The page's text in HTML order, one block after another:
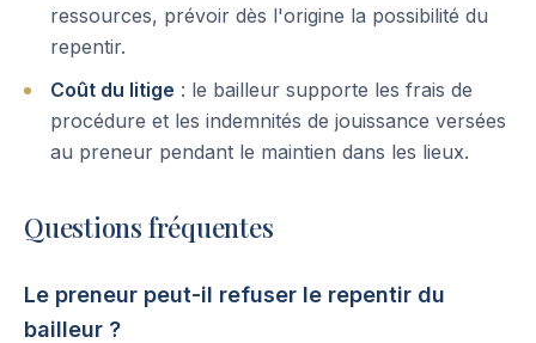
ressources, prévoir dès l'origine la possibilité du
repentir.
Coût du litige : le bailleur supporte les frais de
procédure et les indemnités de jouissance versées
au preneur pendant le maintien dans les lieux.
Questions fréquentes
Le preneur peut-il refuser le repentir du
bailleur ?